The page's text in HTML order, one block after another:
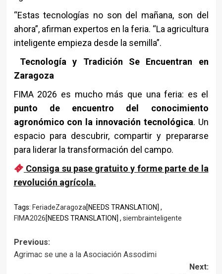
“Estas tecnologías no son del mañana, son del
ahora”, afirman expertos en la feria. “La agricultura
inteligente empieza desde la semilla”.
Tecnología y Tradición Se Encuentran en
Zaragoza
FIMA 2026 es mucho más que una feria: es el
punto de encuentro del conocimiento
agronómico con la innovación tecnológica. Un
espacio para descubrir, compartir y prepararse
para liderar la transformación del campo.
Consiga su pase gratuito y forme parte de la
revolución agrícola.
Tags: FeriadeZaragoza[NEEDS TRANSLATION] ,
FIMA2026[NEEDS TRANSLATION] , siembrainteligente
Post
navigation
Previous:
Agrimac se une a la Asociación Assodimi
Next: